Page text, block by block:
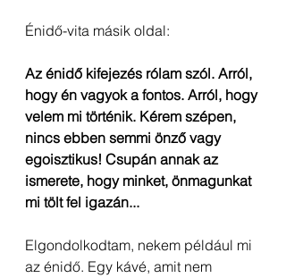
Énidő-vita másik oldal:
Az énidő kifejezés rólam szól. Arról,
hogy én vagyok a fontos. Arról, hogy
velem mi történik. Kérem szépen,
nincs ebben semmi önző vagy
egoisztikus! Csupán annak az
ismerete, hogy minket, önmagunkat
mi tölt fel igazán...
Elgondolkodtam, nekem például mi
az énidő. Egy kávé, amit nem